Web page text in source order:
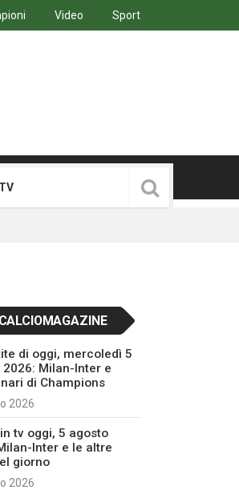
Video Sport
di oggi, mercoledì 5
2026: Milan-Inter e
di Champions
2026
tv oggi, 5 agosto
Inter e le altre
giorno
2026